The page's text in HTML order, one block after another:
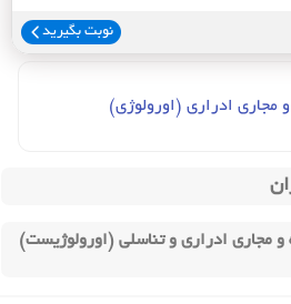
نوبت بگیرید
مجاری ادراری (اورولوژی)
و مجاری ادراری و تناسلی (اورولوژیست)